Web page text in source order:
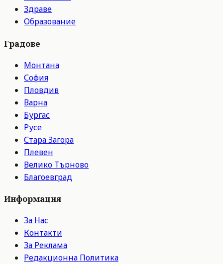
Здраве
Образование
Градове
Монтана
София
Пловдив
Варна
Бургас
Русе
Стара Загора
Плевен
Велико Търново
Благоевград
Информация
За Нас
Контакти
За Реклама
Редакционна Политика